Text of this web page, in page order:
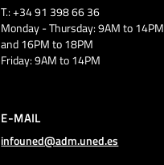
T.: +34 91 398 66 36
Monday - Thursday: 9AM to 14PM
and 16PM to 18PM
Friday: 9AM to 14PM
E-MAIL
infouned@adm.uned.es